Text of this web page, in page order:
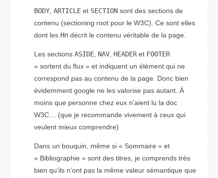
BODY, ARTICLEet SECTIONsont des sections de
contenu (sectioning rootpour le W3C). Ce sont elles
dont les Hndécrit le contenu véritable de la page.
Les sections ASIDE, NAV, HEADERet FOOTER
« sortent du flux » et indiquent un élément qui ne
correspond pas au contenu de la page. Donc bien
évidemment google ne les valorise pas autant. À
moins que personne chez eux n’aient lu la doc
W3C… (que je recommande vivement à ceux qui
veulent mieux comprendre)
Dans un bouquin, même si « Sommaire » et
« Bibliographie » sont des titres, je comprends très
bien qu’ils n’ont pas la même valeur sémantique que